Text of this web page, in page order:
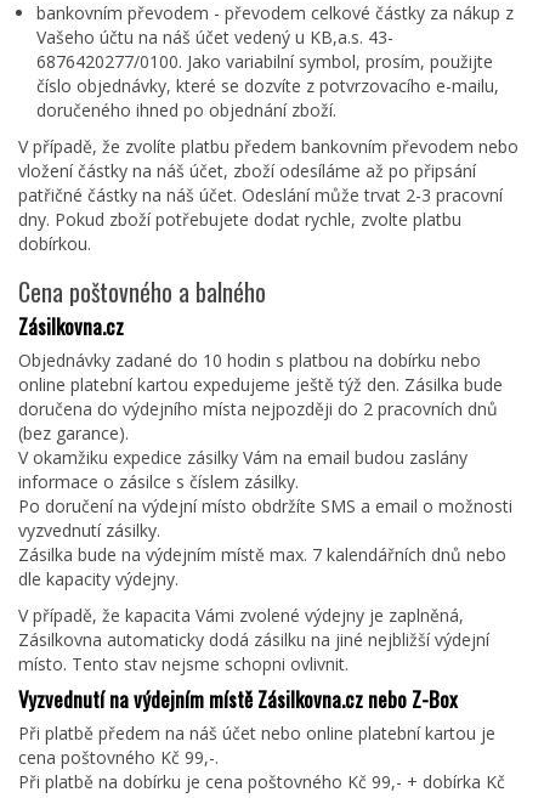
bankovním převodem - převodem celkové částky za nákup z
Vašeho účtu na náš účet vedený u KB,a.s. 43-
6876420277/0100. Jako variabilní symbol, prosím, použijte
číslo objednávky, které se dozvíte z potvrzovacího e-mailu,
doručeného ihned po objednání zboží.
V případě, že zvolíte platbu předem bankovním převodem nebo
vložení částky na náš účet, zboží odesíláme až po připsání
patřičné částky na náš účet. Odeslání může trvat 2-3 pracovní
dny. Pokud zboží potřebujete dodat rychle, zvolte platbu
dobírkou.
Cena poštovného a balného
Zásilkovna.cz
Objednávky zadané do 10 hodin s platbou na dobírku nebo
online platební kartou expedujeme ještě týž den. Zásilka bude
doručena do výdejního místa nejpozději do 2 pracovních dnů
(bez garance).
V okamžiku expedice zásilky Vám na email budou zaslány
informace o zásilce s číslem zásilky.
Po doručení na výdejní místo obdržíte SMS a email o možnosti
vyzvednutí zásilky.
Zásilka bude na výdejním místě max. 7 kalendářních dnů nebo
dle kapacity výdejny.
V případě, že kapacita Vámi zvolené výdejny je zaplněná,
Zásilkovna automaticky dodá zásilku na jiné nejbližší výdejní
místo. Tento stav nejsme schopni ovlivnit.
Vyzvednutí na výdejním místě Zásilkovna.cz nebo Z-Box
Při platbě předem na náš účet nebo online platební kartou je
cena poštovného Kč 99,-.
Při platbě na dobírku je cena poštovného Kč 99,- + dobírka Kč